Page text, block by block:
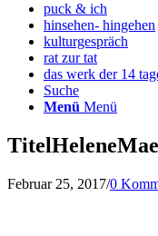
puck & ich
hinsehen- hingehen
kulturgespräch
rat zur tat
das werk der 14
Suche
Menü Menü
Februar 25, 2017/0